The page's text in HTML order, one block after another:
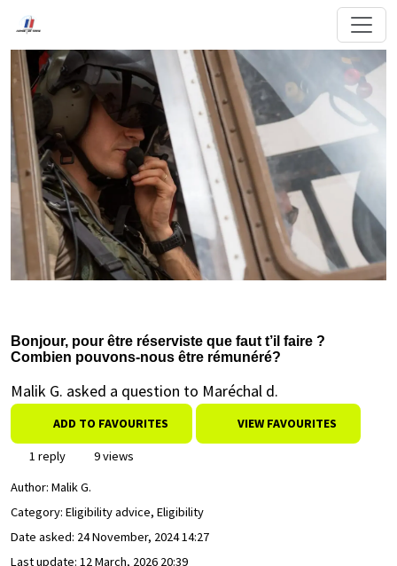
Bonjour, pour être réserviste que faut t’il faire ?
Combien pouvons-nous être rémunéré?
Malik G. asked a question to Maréchal d.
ADD TO FAVOURITES VIEW FAVOURITES
1 reply
9 views
Author: Malik G.
Category: Eligibility advice, Eligibility
Date asked: 24 November, 2024 14:27
Last update: 12 March, 2026 20:39